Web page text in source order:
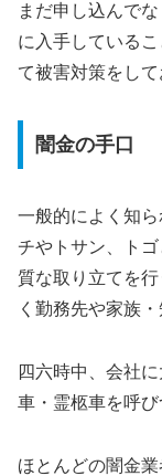
まだ申し込んで
に入手している
て被害対策をして
闇金の手口
一般的によく知
チやトサン、ト
質な取り立てを
く勤務先や家族
四六時中、会社
車・霊柩車を呼び
ほとんどの闇金